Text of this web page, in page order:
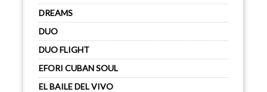
DREAMS
DUO
DUO FLIGHT
EFORI CUBAN SOUL
EL BAILE DEL VIVO